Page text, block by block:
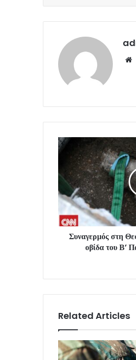
Συναγερμός στη
οβίδα του Β’
Related Articles